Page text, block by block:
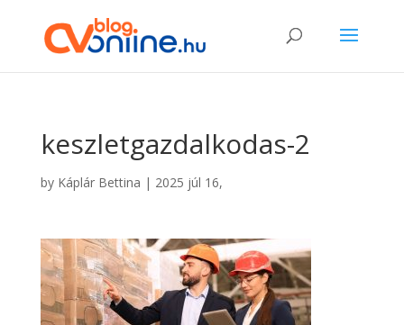
keszletgazdalkodas-2
by Káplár Bettina | 2025 júl 16,